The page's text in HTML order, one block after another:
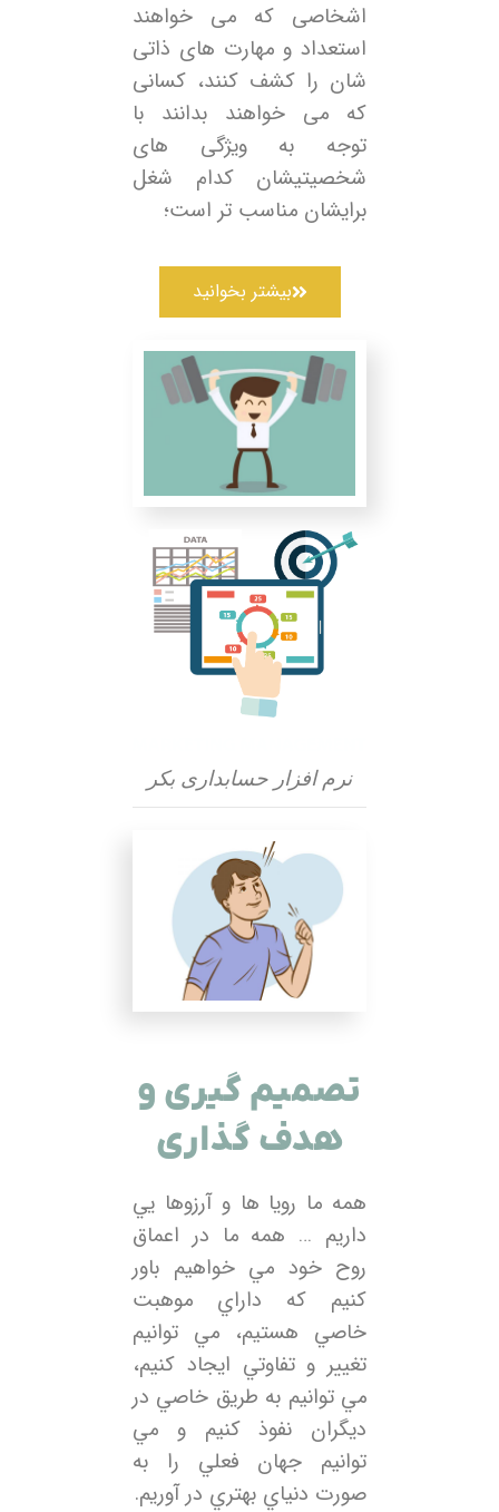
اشخاصی که می خواهند
استعداد و مهارت های ذاتی
شان را کشف کنند، کسانی
که می خواهند بدانند با
توجه به ویژگی های
شخصیتیشان کدام شغل
برایشان مناسب تر است؛
بیشتر بخوانید
نرم افزار حسابداری بکر
تصمیم گیری و
هدف گذاری
همه ما رويا ها و آرزوها يي
داريم … همه ما در اعماق
روح خود مي خواهيم باور
كنيم كه داراي موهبت
خاصي هستيم، مي توانيم
تغيير و تفاوتي ايجاد كنيم،
مي توانيم به طريق خاصي در
ديگران نفوذ كنيم و مي
توانيم جهان فعلي را به
صورت دنياي بهتري در آوريم.